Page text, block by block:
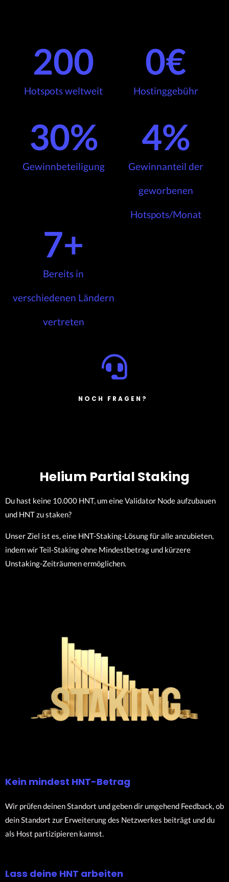
200
Hotspots weltweit
0€
Hostinggebühr
30%
Gewinnbeteiligung
4%
Gewinnanteil der
geworbenen
Hotspots/Monat​
7+
Bereits in
verschiedenen Ländern
vertreten
NOCH FRAGEN?
Helium Partial Staking
Du hast keine 10.000 HNT, um eine Validator Node aufzubauen
und HNT zu staken?
Unser Ziel ist es, eine HNT-Staking-Lösung für alle anzubieten,
indem wir Teil-Staking ohne Mindestbetrag und kürzere
Unstaking-Zeiträumen ermöglichen.
Kein mindest HNT-Betrag
Wir prüfen deinen Standort und geben dir umgehend Feedback, ob
dein Standort zur Erweiterung des Netzwerkes beiträgt und du
als Host partizipieren kannst.
Lass deine HNT arbeiten